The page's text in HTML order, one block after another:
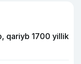
qariyb 1700 yillik